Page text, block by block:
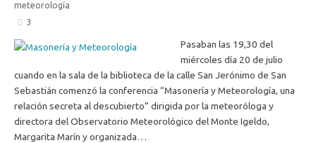
meteorología
3
Pasaban las 19,30 del
miércoles día 20 de julio
cuando en la sala de la biblioteca de la calle San Jerónimo de San
Sebastián comenzó la conferencia “Masonería y Meteorología, una
relación secreta al descubierto” dirigida por la meteoróloga y
directora del Observatorio Meteorológico del Monte Igeldo,
Margarita Marín y organizada…